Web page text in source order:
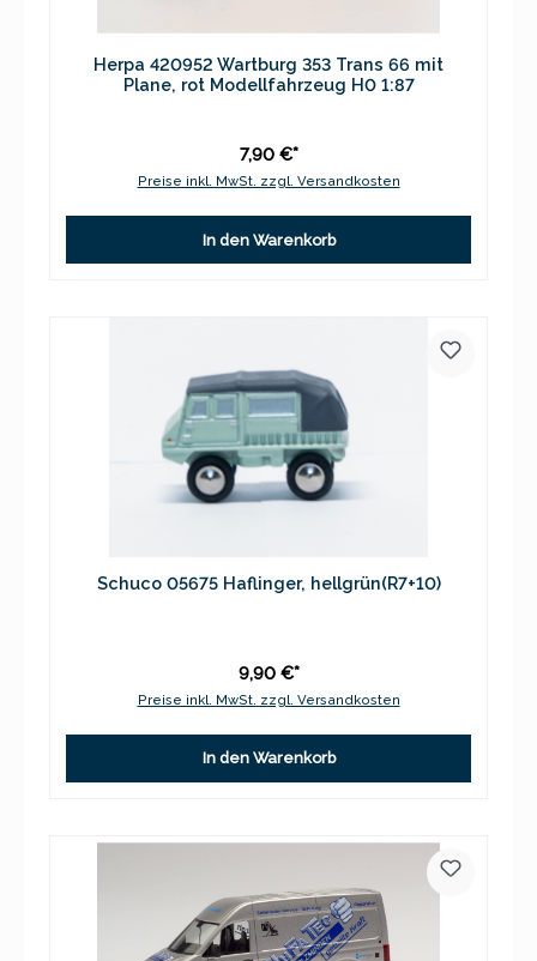
Herpa 420952 Wartburg 353 Trans 66 mit
Plane, rot Modellfahrzeug H0 1:87
7,90 €*
Preise inkl. MwSt. zzgl. Versandkosten
In den Warenkorb
Schuco 05675 Haflinger, hellgrün(R7+10)
9,90 €*
Preise inkl. MwSt. zzgl. Versandkosten
In den Warenkorb